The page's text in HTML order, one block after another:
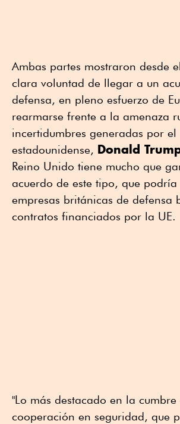
Ambas partes mostraron desde
clara voluntad de llegar a un
defensa, en pleno esfuerzo de
rearmarse frente a la amenaza
incertidumbres generadas por el
estadounidense, Donald
Reino Unido tiene mucho que
acuerdo de este tipo, que
empresas británicas de defensa
contratos financiados por la UE.
"Lo más destacado en la cumbre
cooperación en seguridad, que